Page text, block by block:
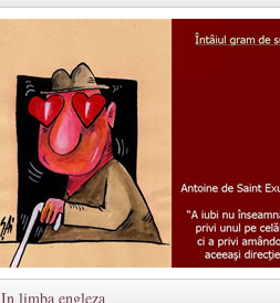
In limba engleza